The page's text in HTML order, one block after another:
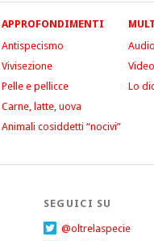
APPROFONDIMENTI
Antispecismo
Vivisezione
Pelle e pellicce
Carne, latte, uova
Animali cosiddetti “nocivi”
Audio
Video
Lo
SEGUICI SU
@oltrelaspecie